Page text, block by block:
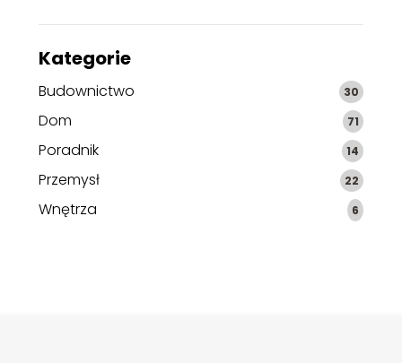
Kategorie
Budownictwo 30
Dom 71
Poradnik 14
Przemysł 22
Wnętrza 6